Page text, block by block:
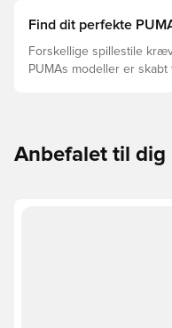
støvler der er det bedste
Find dit perfekte
Forskellige spillestile
PUMAs modeller er
Anbefalet til dig